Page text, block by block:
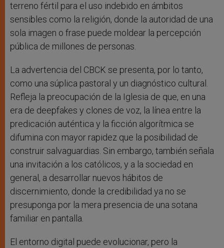
terreno fértil para el uso indebido en ámbitos
sensibles como la religión, donde la autoridad de una
sola imagen o frase puede moldear la percepción
pública de millones de personas.
La advertencia del CBCK se presenta, por lo tanto,
como una súplica pastoral y un diagnóstico cultural.
Refleja la preocupación de la Iglesia de que, en una
era de deepfakes y clones de voz, la línea entre la
predicación auténtica y la ficción algorítmica se
difumina con mayor rapidez que la posibilidad de
construir salvaguardias. Sin embargo, también señala
una invitación a los católicos, y a la sociedad en
general, a desarrollar nuevos hábitos de
discernimiento, donde la credibilidad ya no se
presuponga por la mera presencia de una sotana
familiar en pantalla.
El entorno digital puede evolucionar, pero la